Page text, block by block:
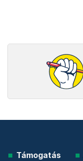
Támogatás